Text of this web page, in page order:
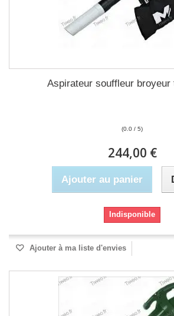
Aspirateur souffleur broyeur
(0.0 / 5)
244,00 €
Ajouter au panier
Indisponible
Ajouter à ma liste d'envies